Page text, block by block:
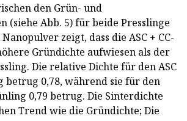
den Grün- und
(siehe Abb. 5) für beide Presslinge
zeigt, dass die ASC + CC-
Gründichte aufwiesen als der
Die relative Dichte für den ASC
betrug 0,78, während sie für den
0,79 betrug. Die Sinterdichte
Trend wie die Gründichte; Die